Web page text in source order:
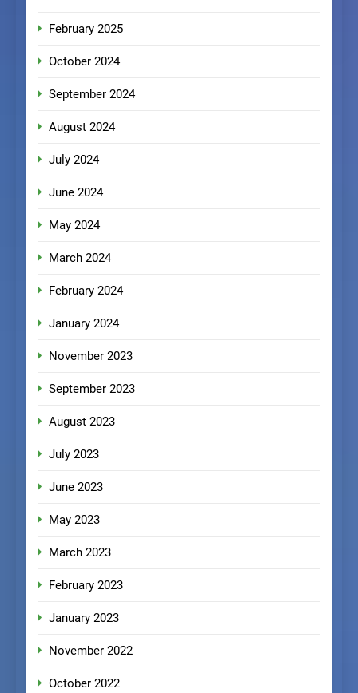
February 2025
October 2024
September 2024
August 2024
July 2024
June 2024
May 2024
March 2024
February 2024
January 2024
November 2023
September 2023
August 2023
July 2023
June 2023
May 2023
March 2023
February 2023
January 2023
November 2022
October 2022